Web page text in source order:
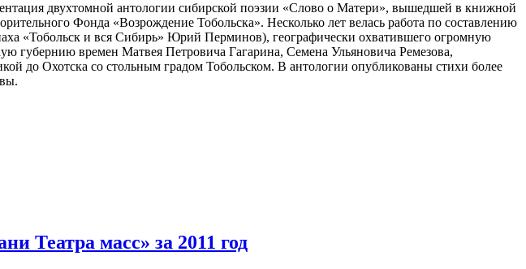
двухтомной антологии сибирской поэзии «Слово о Матери», вышедшей в книжной
Фонда «Возрождение Тобольска». Несколько лет велась работа по составлению
«Тобольск и вся Сибирь» Юрий Перминов), географически охватившего огромную
времен Матвея Петровича Гагарина, Семена Ульяновича Ремезова,
до Охотска со стольным градом Тобольском. В антологии опубликованы стихи более
Театра масс» за 2011 год